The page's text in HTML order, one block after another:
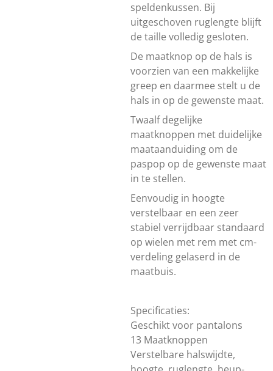
speldenkussen. Bij
uitgeschoven ruglengte blijft
de taille volledig gesloten.
De maatknop op de hals is
voorzien van een makkelijke
greep en daarmee stelt u de
hals in op de gewenste maat.
Twaalf degelijke
maatknoppen met duidelijke
maataanduiding om de
paspop op de gewenste maat
in te stellen.
Eenvoudig in hoogte
verstelbaar en een zeer
stabiel verrijdbaar standaard
op wielen met rem met cm-
verdeling gelaserd in de
maatbuis.
Specificaties:
Geschikt voor pantalons
13 Maatknoppen
Verstelbare halswijdte,